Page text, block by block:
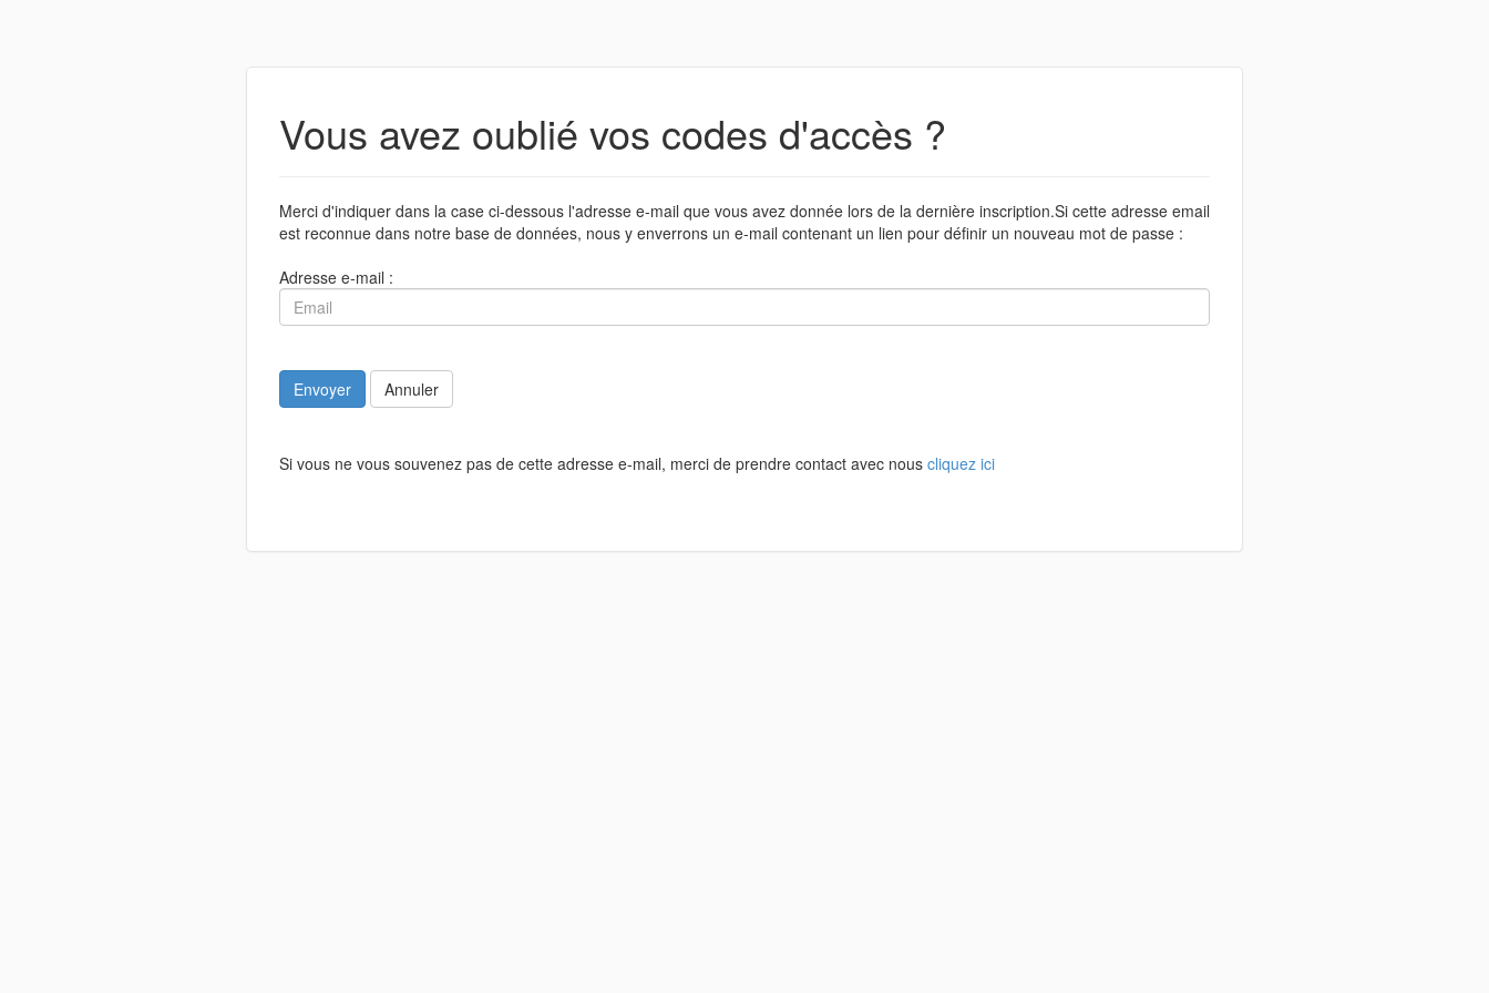
Vous avez oublié vos codes d'accès ?
Merci d'indiquer dans la case ci-dessous l'adresse e-mail que vous avez donnée lors de la dernière inscription.Si cette adresse email
est reconnue dans notre base de données, nous y enverrons un e-mail contenant un lien pour définir un nouveau mot de passe :
Adresse e-mail :
Envoyer Annuler
Si vous ne vous souvenez pas de cette adresse e-mail, merci de prendre contact avec nous cliquez ici